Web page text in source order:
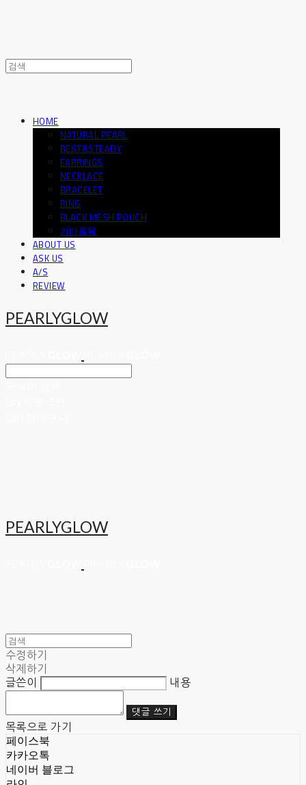
HOME
NATURAL PEARL
BEST&STEADY
EARRINGS
NECKLACE
BRACELET
RING
BLACK MESH POUCH
기타품목
ABOUT US
ASK US
A/S
REVIEW
PEARLYGLOW
PEARLYGLOW
수정하기
삭제하기
글쓴이
내용
댓글 쓰기
목록으로 가기
페이스북
카카오톡
네이버 블로그